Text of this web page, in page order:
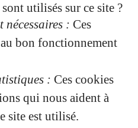
utilisés sur ce site ?
nécessaires : Ces
bon fonctionnement
: Ces cookies
qui nous aident à
site est utilisé.